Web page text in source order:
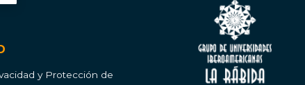
y Protección de